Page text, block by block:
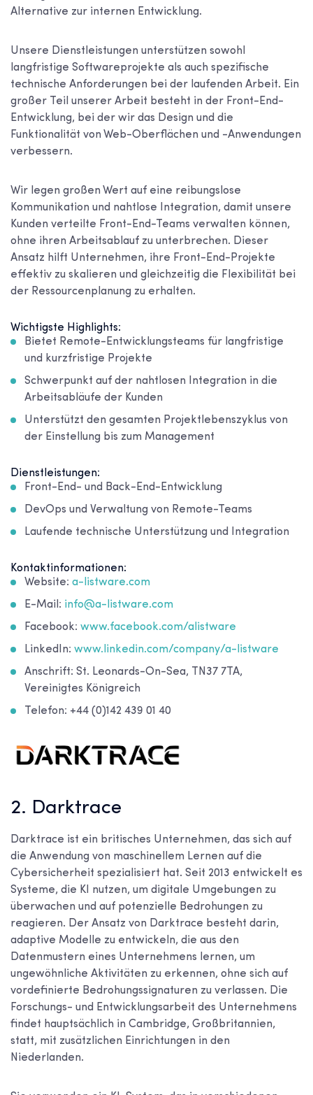
Alternative zur internen Entwicklung.
Unsere Dienstleistungen unterstützen sowohl
langfristige Softwareprojekte als auch spezifische
technische Anforderungen bei der laufenden Arbeit. Ein
großer Teil unserer Arbeit besteht in der Front-End-
Entwicklung, bei der wir das Design und die
Funktionalität von Web-Oberflächen und -Anwendungen
verbessern.
Wir legen großen Wert auf eine reibungslose
Kommunikation und nahtlose Integration, damit unsere
Kunden verteilte Front-End-Teams verwalten können,
ohne ihren Arbeitsablauf zu unterbrechen. Dieser
Ansatz hilft Unternehmen, ihre Front-End-Projekte
effektiv zu skalieren und gleichzeitig die Flexibilität bei
der Ressourcenplanung zu erhalten.
Wichtigste Highlights:
Bietet Remote-Entwicklungsteams für langfristige
und kurzfristige Projekte
Schwerpunkt auf der nahtlosen Integration in die
Arbeitsabläufe der Kunden
Unterstützt den gesamten Projektlebenszyklus von
der Einstellung bis zum Management
Dienstleistungen:
Front-End- und Back-End-Entwicklung
DevOps und Verwaltung von Remote-Teams
Laufende technische Unterstützung und Integration
Kontaktinformationen:
Website: a-listware.com
E-Mail: info@a-listware.com
Facebook: www.facebook.com/alistware
LinkedIn: www.linkedin.com/company/a-listware
Anschrift: St. Leonards-On-Sea, TN37 7TA,
Vereinigtes Königreich
Telefon: +44 (0)142 439 01 40
2. Darktrace
Darktrace ist ein britisches Unternehmen, das sich auf
die Anwendung von maschinellem Lernen auf die
Cybersicherheit spezialisiert hat. Seit 2013 entwickelt es
Systeme, die KI nutzen, um digitale Umgebungen zu
überwachen und auf potenzielle Bedrohungen zu
reagieren. Der Ansatz von Darktrace besteht darin,
adaptive Modelle zu entwickeln, die aus den
Datenmustern eines Unternehmens lernen, um
ungewöhnliche Aktivitäten zu erkennen, ohne sich auf
vordefinierte Bedrohungssignaturen zu verlassen. Die
Forschungs- und Entwicklungsarbeit des Unternehmens
findet hauptsächlich in Cambridge, Großbritannien,
statt, mit zusätzlichen Einrichtungen in den
Niederlanden.